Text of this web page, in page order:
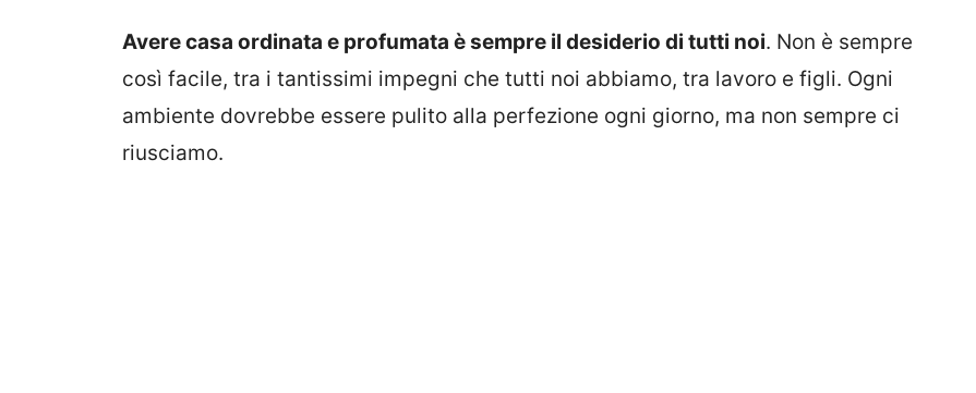
Avere casa ordinata e profumata è sempre il desiderio di tutti noi. Non è sempre
così facile, tra i tantissimi impegni che tutti noi abbiamo, tra lavoro e figli. Ogni
ambiente dovrebbe essere pulito alla perfezione ogni giorno, ma non sempre ci
riusciamo.